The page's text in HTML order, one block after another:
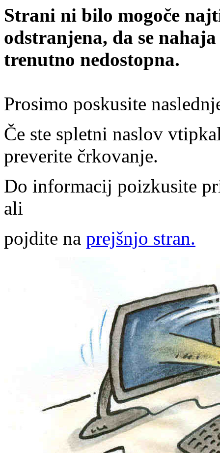
Strani ni bilo mogoče
odstranjena, da se
trenutno nedostopna.
Prosimo poskusite
Če ste spletni naslov
preverite črkovanje.
Do informacij poizkusite
ali
pojdite na prejšnjo stran.